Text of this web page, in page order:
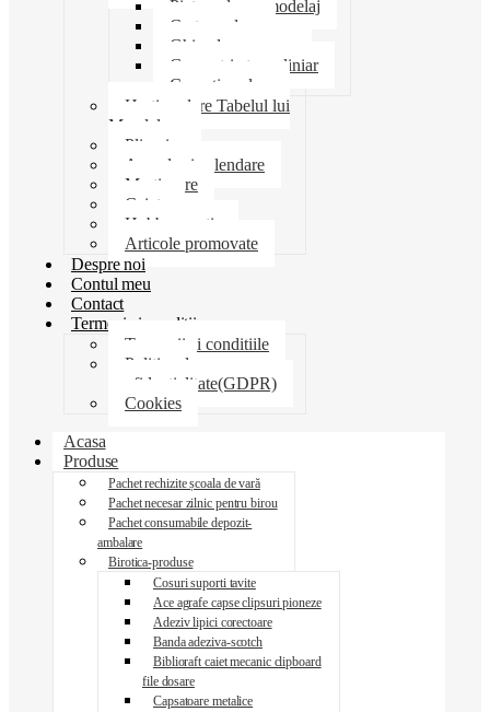
Pictura desen modelaj
Creta scolara
Ghiozdane penare
Geometrie trusa liniar
Coperti scolare
Harti scolare Tabelul lui
Mendeleev
Plicuri
Agende si calendare
Martisoare
Caiete
Hobby creatie
Articole promovate
Despre noi
Contul meu
Contact
Termeni si conditii
Termenii si conditiile
Politica de
confidentialitate(GDPR)
Cookies
Acasa
Produse
Pachet rechizite școala de vară
Pachet necesar zilnic pentru birou
Pachet consumabile depozit-
ambalare
Birotica-produse
Cosuri suporti tavite
Ace agrafe capse clipsuri pioneze
Adeziv lipici corectoare
Banda adeziva-scotch
Biblioraft caiet mecanic clipboard
file dosare
Capsatoare metalice